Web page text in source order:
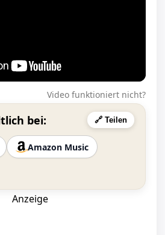
Video funktioniert nicht?
bei: 🔗 Teilen
Amazon Music
Anzeige